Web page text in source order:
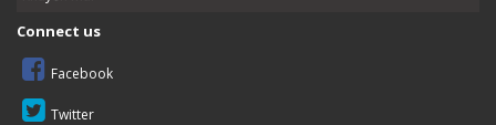
Connect us
Facebook
Twitter